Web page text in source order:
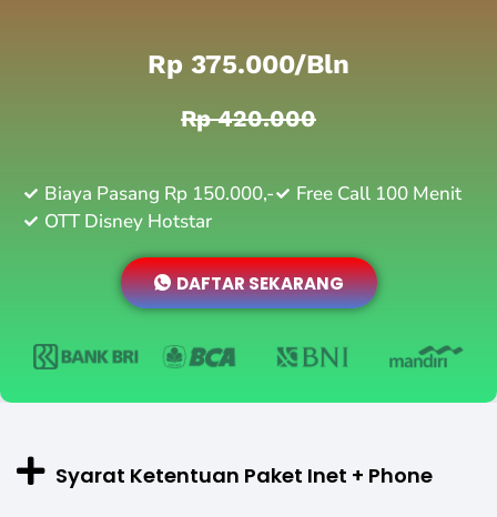
Rp 375.000/bln
Rp 420.000
Biaya Pasang Rp 150.000,-
Free Call 100 Menit
OTT Disney Hotstar
DAFTAR SEKARANG
Syarat Ketentuan Paket Inet + Phone